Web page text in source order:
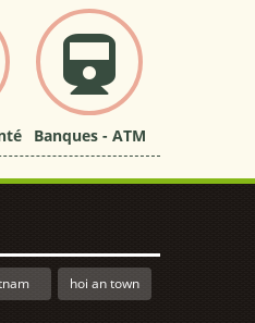
Banques - ATM
hoi an town